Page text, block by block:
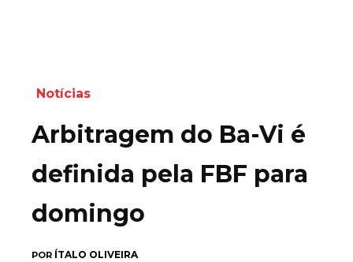
Notícias
Arbitragem do Ba-Vi é
definida pela FBF para
domingo
POR ÍTALO OLIVEIRA